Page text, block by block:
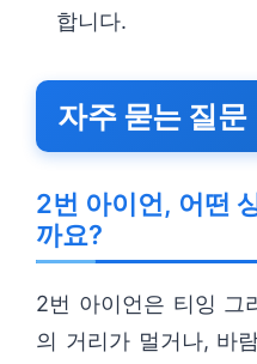
합니다.
자주 묻는 질문
2번 아이언, 어떤
까요?
2번 아이언은 티잉 그
의 거리가 멀거나, 바